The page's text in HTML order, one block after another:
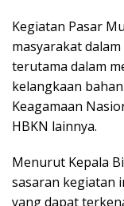
Kegiatan Pasar
masyarakat
terutama dalam
kelangkaan
Keagamaan
HBKN lainnya.
Menurut Kepala
sasaran kegiatan
yang dapat